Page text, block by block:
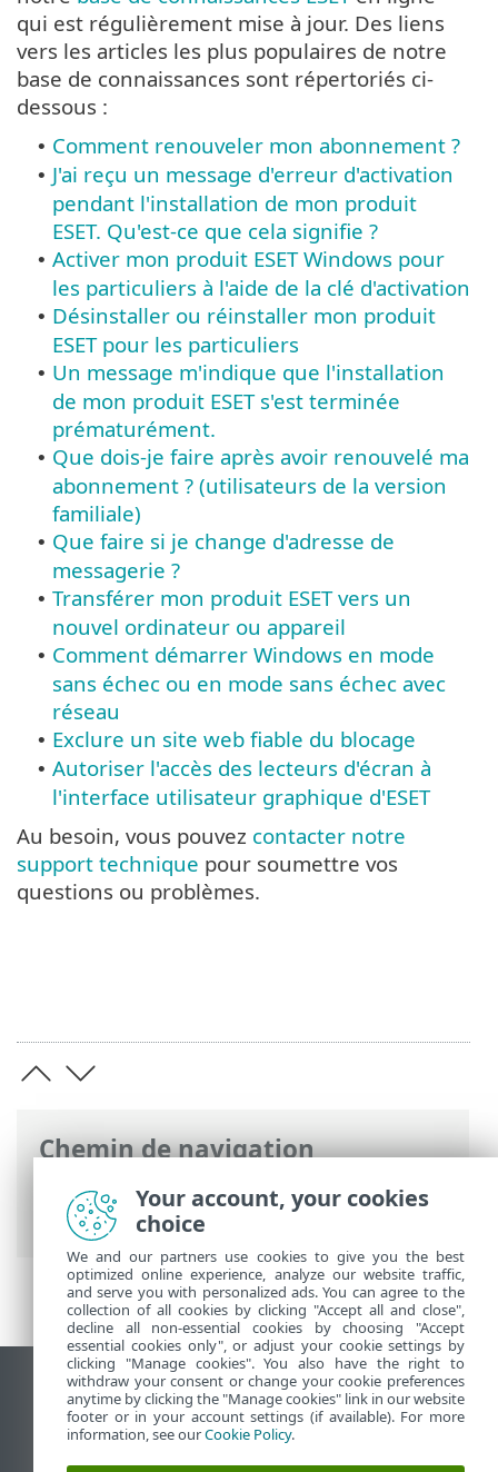
Chemin de navigation
Aide en ligne ESET>ESET NOD32
Antivirus
>FAQ
qui est régulièrement mise à jour. Des liens
vers les articles les plus populaires de notre
base de connaissances sont répertoriés ci-
dessous :
• Comment renouveler mon abonnement ?
• J'ai reçu un message d'erreur d'activation
pendant l'installation de mon produit
ESET. Qu'est-ce que cela signifie ?
• Activer mon produit ESET Windows pour
les particuliers à l'aide de la clé d'activation
• Désinstaller ou réinstaller mon produit
ESET pour les particuliers
• Un message m'indique que l'installation
de mon produit ESET s'est terminée
prématurément.
• Que dois-je faire après avoir renouvelé ma
abonnement ? (utilisateurs de la version
familiale)
• Que faire si je change d'adresse de
messagerie ?
• Transférer mon produit ESET vers un
nouvel ordinateur ou appareil
• Comment démarrer Windows en mode
sans échec ou en mode sans échec avec
réseau
• Exclure un site web fiable du blocage
• Autoriser l'accès des lecteurs d'écran à
l'interface utilisateur graphique d'ESET
Au besoin, vous pouvez contacter notre
support technique pour soumettre vos
questions ou problèmes.
Afficher le site des postes de travail
End of Life
Base de connaissances ESET
Your account, your cookies
choice
We and our partners use cookies to give you the best
optimized online experience, analyze our website traffic,
and serve you with personalized ads. You can agree to the
collection of all cookies by clicking "Accept all and close",
decline all non-essential cookies by choosing "Accept
essential cookies only", or adjust your cookie settings by
clicking "Manage cookies". You also have the right to
withdraw your consent or change your cookie preferences
anytime by clicking the "Manage cookies" link in our website
footer or in your account settings (if available). For more
information, see ourCookie Policy.